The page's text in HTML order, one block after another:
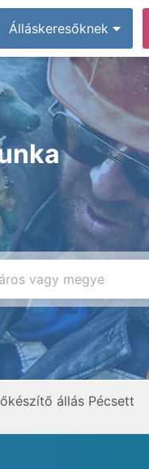
Álláskeresőknek
állás Pécsett